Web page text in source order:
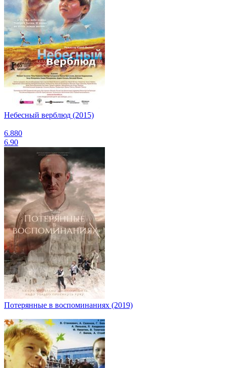
Небесный верблюд (2015)
6.880
6.90
Потерянные в воспоминаниях (2019)